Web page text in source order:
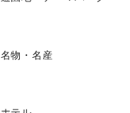
名物・名産